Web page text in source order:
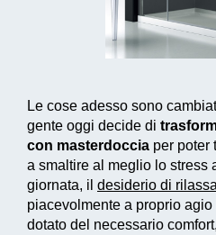
Le cose adesso sono
gente oggi decide di
con masterdoccia per poter
a smaltire al meglio lo stress
giornata, il desiderio di
piacevolmente a proprio
dotato del necessario